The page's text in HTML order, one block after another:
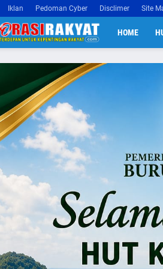
Iklan Pedoman Cyber Disclimer Site
HOME